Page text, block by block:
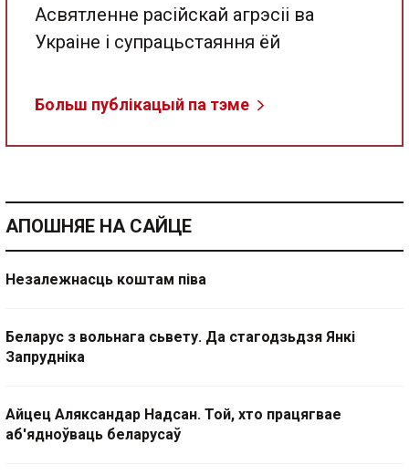
Асвятленне расійскай агрэсіі ва
Украіне і супрацьстаяння ёй
Больш публікацый па тэме
АПОШНЯЕ НА САЙЦЕ
Незалежнасць коштам піва
Беларус з вольнага сьвету. Да стагодзьдзя Янкі
Запрудніка
Айцец Аляксандар Надсан. Той, хто працягвае
аб'ядноўваць беларусаў